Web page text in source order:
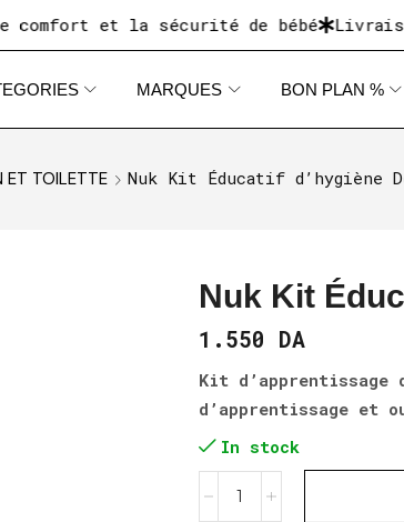
et la sécurité de bébé Livraison
MARQUES BON PLAN %
ET TOILETTE Nuk Kit Éducatif d’hygiène
Nuk Kit
1.550 DA
Kit
d’apprentissage et
In stock